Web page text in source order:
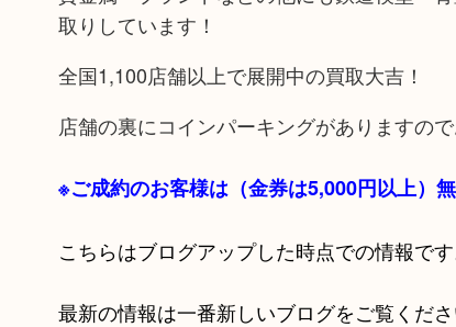
取りしています！
全国1,100店舗以上で展開中の買取大吉！
店舗の裏にコインパーキングがありますの
※ご成約のお客様は（金券は5,000円以上）
こちらはブログアップした時点での情報です
最新の情報は一番新しいブログをご覧くださ